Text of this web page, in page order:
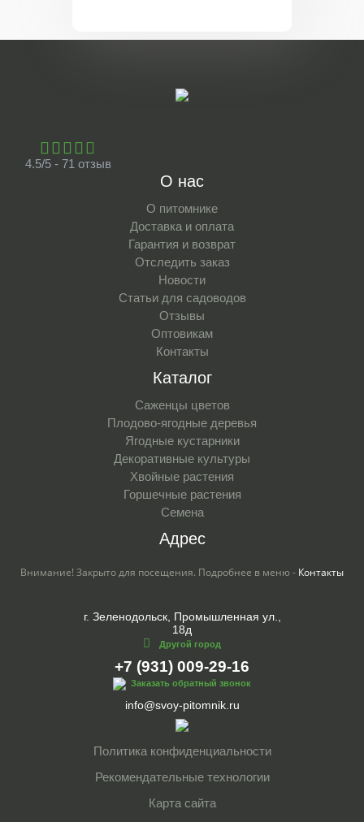
4.5/5 - 71 отзыв
О нас
О питомнике
Доставка и оплата
Гарантия и возврат
Отследить заказ
Новости
Статьи для садоводов
Отзывы
Оптовикам
Контакты
Каталог
Саженцы цветов
Плодово-ягодные деревья
Ягодные кустарники
Декоративные культуры
Хвойные растения
Горшечные растения
Семена
Адрес
Внимание! Закрыто для посещения. Подробнее в меню - Контакты
г. Зеленодольск, Промышленная ул.,
18д
Другой город
+7 (931) 009-29-16
Заказать обратный звонок
info@svoy-pitomnik.ru
Политика конфиденциальности
Рекомендательные технологии
Карта сайта